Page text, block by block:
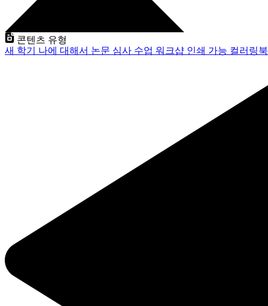
콘텐츠 유형
새 학기 나에 대해서 논문 심사 수업 워크샵 인쇄 가능 컬러링북